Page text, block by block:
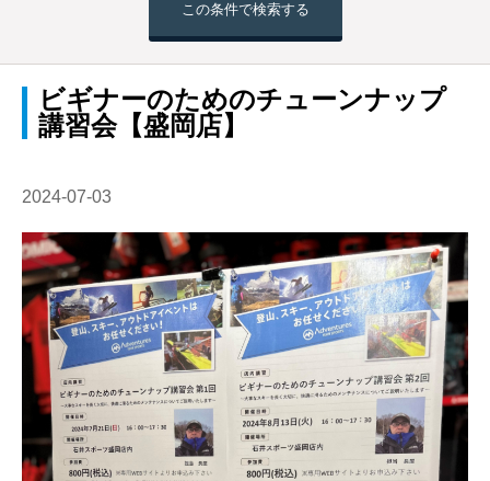
この条件で検索する
ビギナーのためのチューンナップ
講習会【盛岡店】
2024-07-03